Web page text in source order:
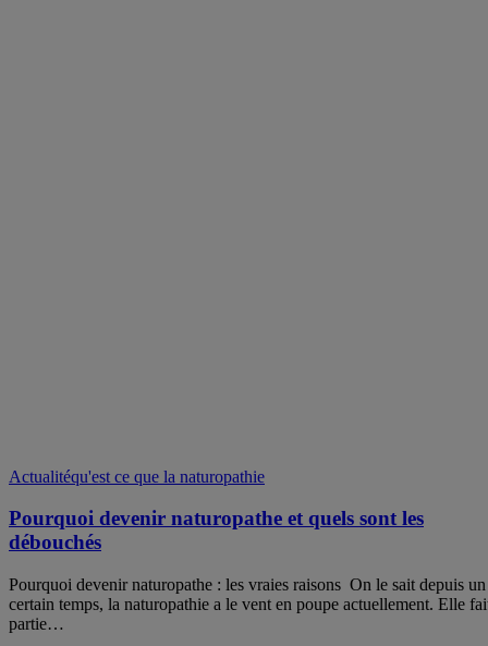
Actualitéqu'est ce que la naturopathie
Pourquoi devenir naturopathe et quels sont les
débouchés
Pourquoi devenir naturopathe : les vraies raisons On le sait depuis un
certain temps, la naturopathie a le vent en poupe actuellement. Elle
partie…